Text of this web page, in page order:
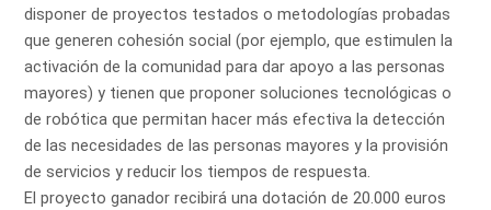
disponer de proyectos testados o metodologías probadas
que generen cohesión social (por ejemplo, que estimulen la
activación de la comunidad para dar apoyo a las personas
mayores) y tienen que proponer soluciones tecnológicas o
de robótica que permitan hacer más efectiva la detección
de las necesidades de las personas mayores y la provisión
de servicios y reducir los tiempos de respuesta.
El proyecto ganador recibirá una dotación de 20.000 euros